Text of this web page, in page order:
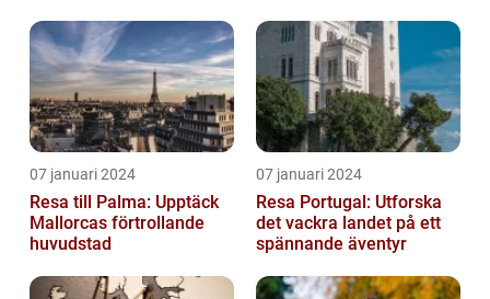
07 januari 2024
Resa till Palma: Upptäck
Mallorcas förtrollande
huvudstad
07 januari 2024
Resa Portugal: Utforska
det vackra landet på ett
spännande äventyr